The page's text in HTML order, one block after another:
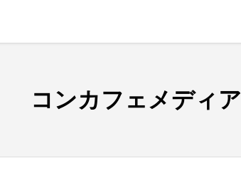
コンカフェメディア